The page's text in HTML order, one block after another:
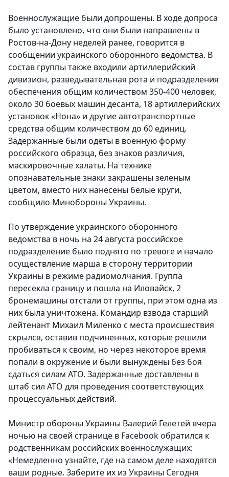
Военнослужащие были допрошены. В ходе допроса
было установлено, что они были направлены в
Ростов-на-Дону неделей ранее, говорится в
сообщении украинского оборонного ведомства. В
состав группы также входили артиллерийский
дивизион, разведывательная рота и подразделения
обеспечения общим количеством 350-400 человек,
около 30 боевых машин десанта, 18 артиллерийских
установок «Нона» и другие автотранспортные
средства общим количеством до 60 единиц.
Задержанные были одеты в военную форму
российского образца, без знаков различия,
маскировочные халаты. На технике
опознавательные знаки закрашены зеленым
цветом, вместо них нанесены белые круги,
сообщило Минобороны Украины.
По утверждение украинского оборонного
ведомства в ночь на 24 августа российское
подразделение было поднято по тревоге и начало
осуществление марша в сторону территории
Украины в режиме радиомолчания. Группа
пересекла границу и пошла на Иловайск, 2
бронемашины отстали от группы, при этом одна из
них была уничтожена. Командир взвода старший
лейтенант Михаил Миленко с места происшествия
скрылся, оставив подчиненных, которые решили
пробиваться к своим, но через некоторое время
попали в окружение и были вынуждены без боя
сдаться силам АТО. Задержанные доставлены в
штаб сил АТО для проведения соответствующих
процессуальных действий.
Министр обороны Украины Валерий Гелетей вчера
ночью на своей странице в Facebook обратился к
родственникам российских военнослужащих:
«Немедленно узнайте, где на самом деле находятся
ваши родные. Заберите их из Украины Сегодня